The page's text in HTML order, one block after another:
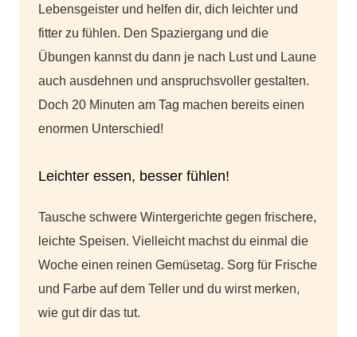
Lebensgeister und helfen dir, dich leichter und
fitter zu fühlen. Den Spaziergang und die
Übungen kannst du dann je nach Lust und Laune
auch ausdehnen und anspruchsvoller gestalten.
Doch 20 Minuten am Tag machen bereits einen
enormen Unterschied!
Leichter essen, besser fühlen!
Tausche schwere Wintergerichte gegen frischere,
leichte Speisen. Vielleicht machst du einmal die
Woche einen reinen Gemüsetag. Sorg für Frische
und Farbe auf dem Teller und du wirst merken,
wie gut dir das tut.